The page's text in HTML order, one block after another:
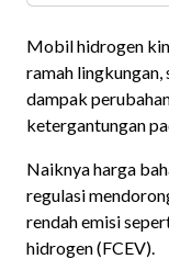
Mobil hidrogen
ramah
dampak
ketergantungan
Naiknya harga
regulasi
rendah emisi
hidrogen (FCEV).